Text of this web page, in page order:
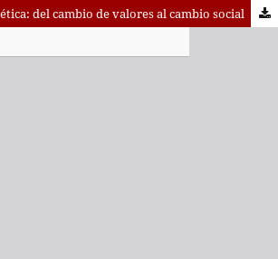
del cambio de valores al cambio social